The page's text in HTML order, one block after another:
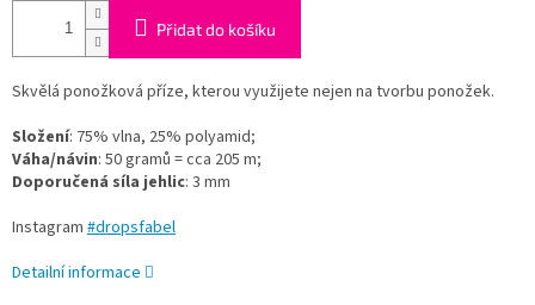
Přidat do košíku
Skvělá ponožková příze, kterou využijete nejen na tvorbu ponožek.
Složení: 75% vlna, 25% polyamid;
Váha/návin: 50 gramů = cca 205 m;
Doporučená síla jehlic: 3 mm
Instagram #dropsfabel
Detailní informace